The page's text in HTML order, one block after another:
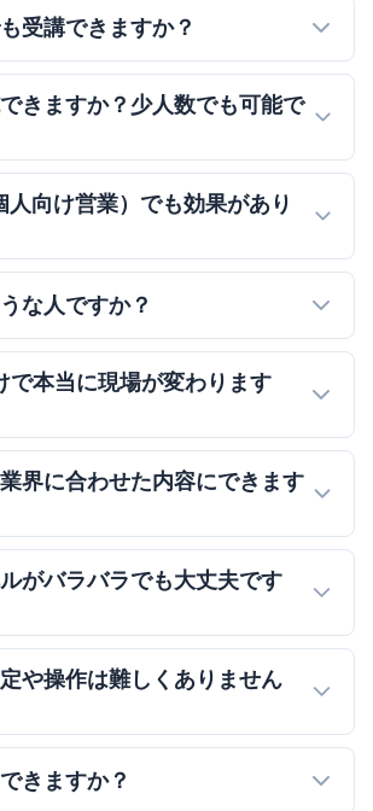
受講できますか？
きますか？少人数でも可能で
向け営業）でも効果があり
な人ですか？
で本当に現場が変わります
界に合わせた内容にできます
がバラバラでも大丈夫です
や操作は難しくありません
きますか？